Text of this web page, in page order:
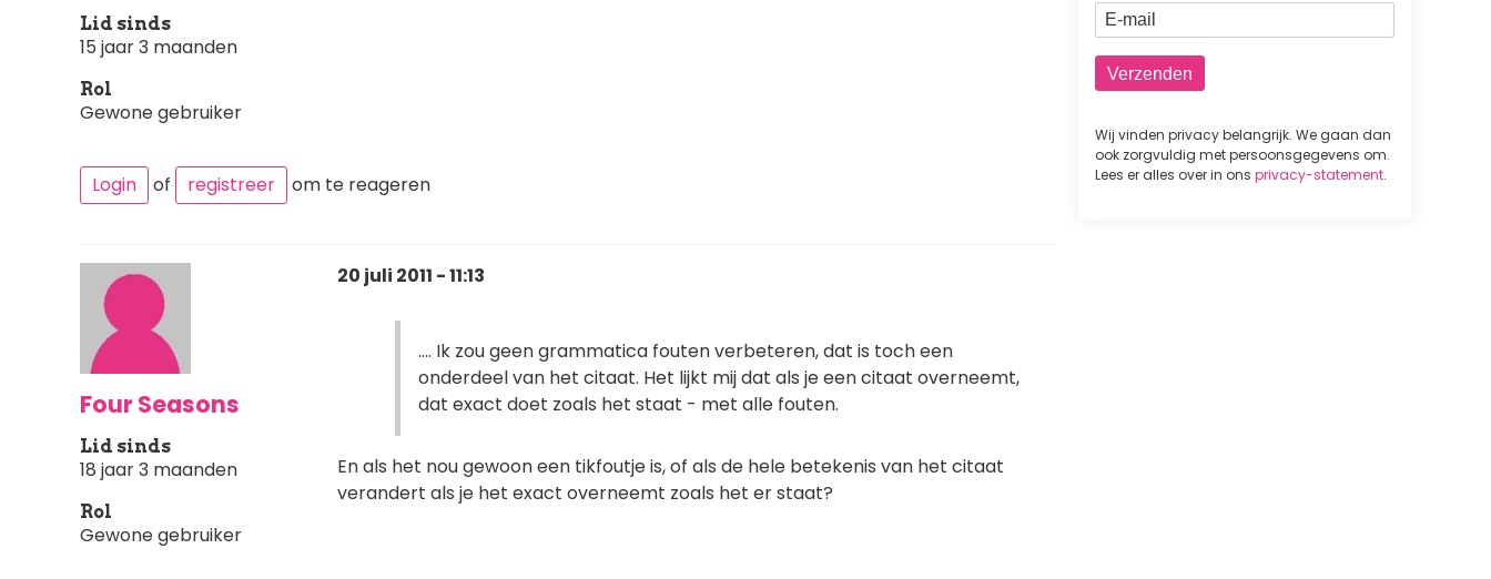
Lid sinds
15 jaar 3 maanden
Rol
Gewone gebruiker
Login of registreer om te reageren
Four Seasons
Lid sinds
18 jaar 3 maanden
Rol
Gewone gebruiker
20 juli 2011 - 11:13
.... Ik zou geen grammatica fouten verbeteren, dat is toch een
onderdeel van het citaat. Het lijkt mij dat als je een citaat overneemt,
dat exact doet zoals het staat - met alle fouten.
En als het nou gewoon een tikfoutje is, of als de hele betekenis van het citaat
verandert als je het exact overneemt zoals het er staat?
E-mail
Wij vinden privacy belangrijk. We gaan dan
ook zorgvuldig met persoonsgegevens om.
Lees er alles over in ons privacy-statement.